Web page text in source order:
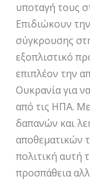
υποταγή τους
Επιδιώκουν
σύγκρουσης
εξοπλιστικό
επιπλέον την
Ουκρανία για
από τις ΗΠΑ.
δαπανών και
αποθεματικών
πολιτική αυτή
προσπάθεια